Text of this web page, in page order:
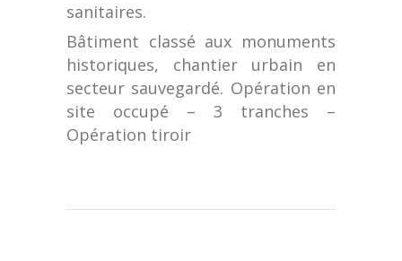
sanitaires.
Bâtiment classé aux monuments
historiques, chantier urbain en
secteur sauvegardé. Opération en
site occupé – 3 tranches –
Opération tiroir